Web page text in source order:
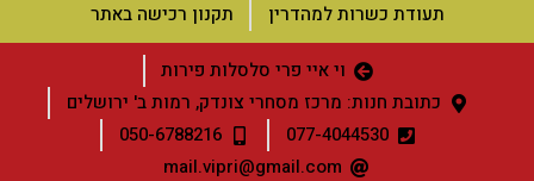
תעודת כשרות למהדרין
תקנון רכישה באתר
וי איי פרי סלסלות פירות
כתובת חנות: מרכז מסחרי צונדק, רמות ב' ירושלים
077-4044530
050-6788216
mail.vipri@gmail.com